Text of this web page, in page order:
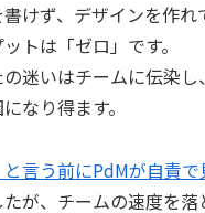
けず、デザインを作れ
トは「ゼロ」です。
迷いはチームに伝染
なり得ます。
と言う前にPdMが自責
が、チームの速度を